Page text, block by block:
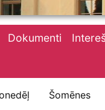
Dokumenti
Šomēnes